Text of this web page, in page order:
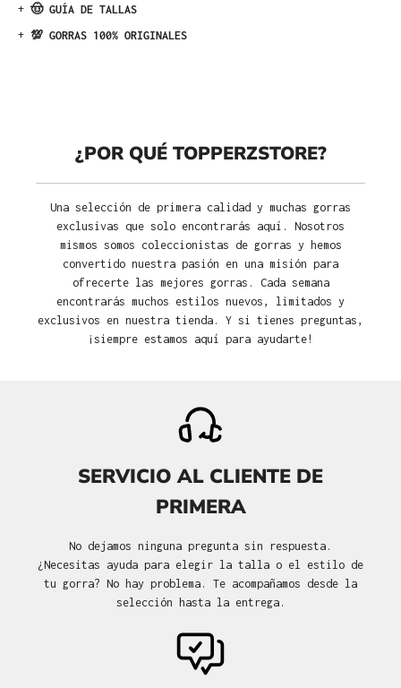
+ 🤠 GUÍA DE TALLAS
+ 💯 GORRAS 100% ORIGINALES
¿POR QUÉ TOPPERZSTORE?
Una selección de primera calidad y muchas gorras
exclusivas que solo encontrarás aquí. Nosotros
mismos somos coleccionistas de gorras y hemos
convertido nuestra pasión en una misión para
ofrecerte las mejores gorras. Cada semana
encontrarás muchos estilos nuevos, limitados y
exclusivos en nuestra tienda. Y si tienes preguntas,
¡siempre estamos aquí para ayudarte!
SERVICIO AL CLIENTE DE
PRIMERA
No dejamos ninguna pregunta sin respuesta.
¿Necesitas ayuda para elegir la talla o el estilo de
tu gorra? No hay problema. Te acompañamos desde la
selección hasta la entrega.